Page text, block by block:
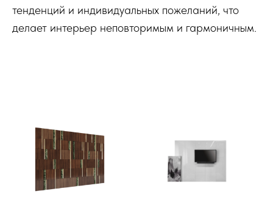
тенденций и индивидуальных пожеланий, что
делает интерьер неповторимым и гармоничным.